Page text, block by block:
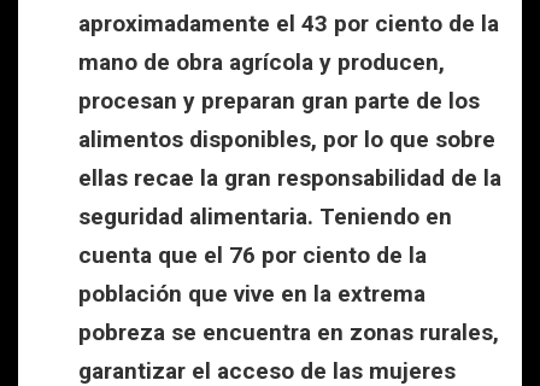
aproximadamente el 43 por ciento de la
mano de obra agrícola y producen,
procesan y preparan gran parte de los
alimentos disponibles, por lo que sobre
ellas recae la gran responsabilidad de la
seguridad alimentaria. Teniendo en
cuenta que el 76 por ciento de la
población que vive en la extrema
pobreza se encuentra en zonas rurales,
garantizar el acceso de las mujeres